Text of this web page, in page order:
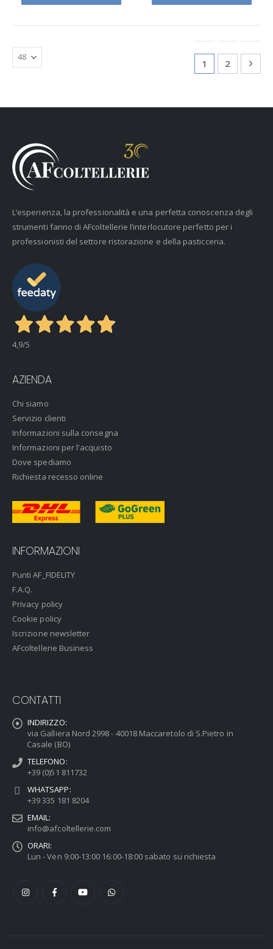
Attualmente
1 Pagina
2
L’esperienza, la professionalità e una perfetta conoscenza degli
strumenti fanno di AFcoltellerie l’interlocutore perfetto per i
professionisti del settore ristorazione e della pasticceria.
4,9/5
AZIENDA
Chi siamo
Servizio clienti
Informazioni sulla consegna
Informazioni per l'acquisto
Dove spediamo
Richiesta recesso online
INFORMAZIONI
Punti AF_FIDELITY
F.A.Q.
Privacy policy
Cookie policy
Iscrizione newsletter
AFcoltellerie Business
CONTATTI
INDIRIZZO:
via Galliera Nord 2998 - 40018 Maccaretolo di S.Pietro in
Casale (BO)
TELEFONO:
+39 (0)51 811732
WHATSAPP:
+39 335 181 8204
EMAIL:
info@afcoltellerie.com
ORARI:
Lun - Ven 9:00-13:00 16:00-18:00 sabato su richiesta